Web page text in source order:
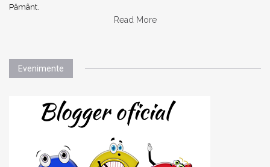
Pământ.
Read More
Evenimente